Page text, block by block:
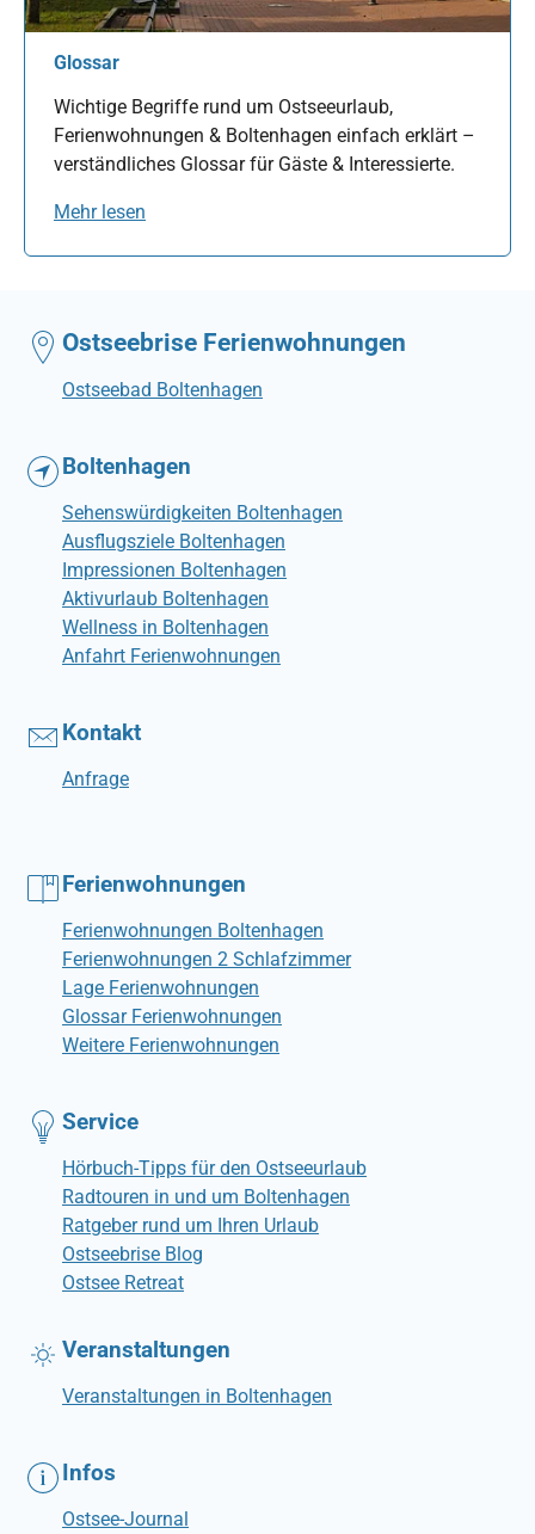
Glossar
Wichtige Begriffe rund um Ostseeurlaub,
Ferienwohnungen & Boltenhagen einfach erklärt –
verständliches Glossar für Gäste & Interessierte.
Mehr lesen
Ostseebrise Ferienwohnungen
Ostseebad Boltenhagen
Boltenhagen
Sehenswürdigkeiten Boltenhagen
Ausflugsziele Boltenhagen
Impressionen Boltenhagen
Aktivurlaub Boltenhagen
Wellness in Boltenhagen
Anfahrt Ferienwohnungen
Kontakt
Anfrage
Ferienwohnungen
Ferienwohnungen Boltenhagen
Ferienwohnungen 2 Schlafzimmer
Lage Ferienwohnungen
Glossar Ferienwohnungen
Weitere Ferienwohnungen
Service
Hörbuch-Tipps für den Ostseeurlaub
Radtouren in und um Boltenhagen
Ratgeber rund um Ihren Urlaub
Ostseebrise Blog
Ostsee Retreat
Veranstaltungen
Veranstaltungen in Boltenhagen
Infos
Ostsee-Journal